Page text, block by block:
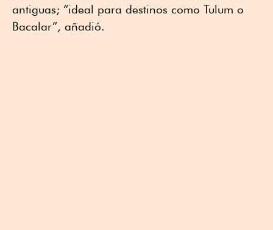
antiguas; “ideal para destinos como Tulum o
Bacalar”, añadió.